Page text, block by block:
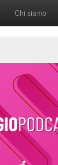
Chi siamo